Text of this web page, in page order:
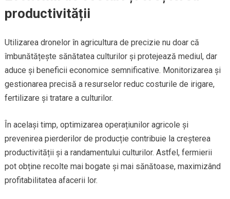
productivității
Utilizarea dronelor în agricultura de precizie nu doar că
îmbunătățește sănătatea culturilor și protejează mediul, dar
aduce și beneficii economice semnificative. Monitorizarea și
gestionarea precisă a resurselor reduc costurile de irigare,
fertilizare și tratare a culturilor.
În același timp, optimizarea operațiunilor agricole și
prevenirea pierderilor de producție contribuie la creșterea
productivității și a randamentului culturilor. Astfel, fermierii
pot obține recolte mai bogate și mai sănătoase, maximizând
profitabilitatea afacerii lor.